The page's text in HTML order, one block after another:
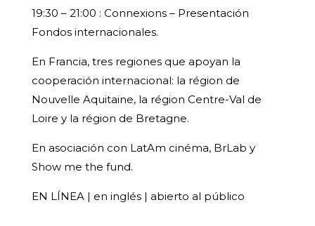
19:30 – 21:00 : Connexions – Presentación
Fondos internacionales.
En Francia, tres regiones que apoyan la
cooperación internacional: la région de
Nouvelle Aquitaine, la région Centre-Val de
Loire y la région de Bretagne.
En asociación con LatAm cinéma, BrLab y
Show me the fund.
EN LÍNEA | en inglés | abierto al público